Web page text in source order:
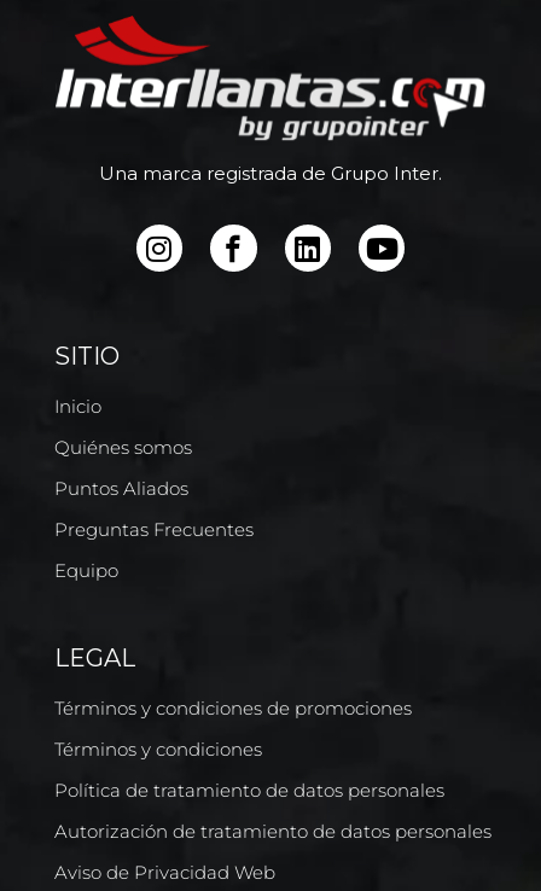
Una marca registrada de Grupo Inter.
SITIO
Inicio
Quiénes somos
Puntos Aliados
Preguntas Frecuentes
Equipo
LEGAL
Términos y condiciones de promociones
Términos y condiciones
Política de tratamiento de datos personales
Autorización de tratamiento de datos personales
Aviso de Privacidad Web